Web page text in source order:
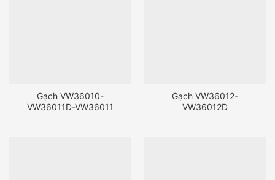
Gạch VW36010-
VW36011D-VW36011
Gạch VW36012-
VW36012D